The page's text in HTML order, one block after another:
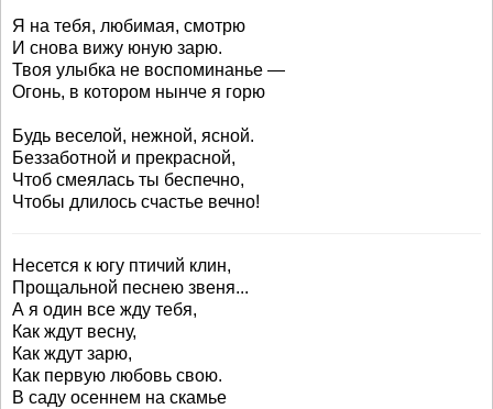
Я на тебя, любимая, смотрю
И снова вижу юную зарю.
Твоя улыбка не воспоминанье —
Огонь, в котором нынче я горю
Будь веселой, нежной, ясной.
Беззаботной и прекрасной,
Чтоб смеялась ты беспечно,
Чтобы длилось счастье вечно!
Несется к югу птичий клин,
Прощальной песнею звеня...
А я один все жду тебя,
Как ждут весну,
Как ждут зарю,
Как первую любовь свою.
В саду осеннем на скамье